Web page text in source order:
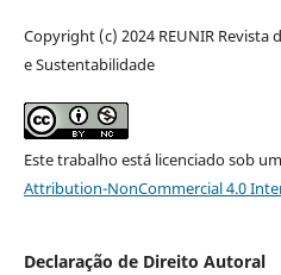
Copyright (c) 2024 REUNIR
e Sustentabilidade
Este trabalho está licenciado sob
Attribution-NonCommercial 4.0
Declaração de Direito Autoral